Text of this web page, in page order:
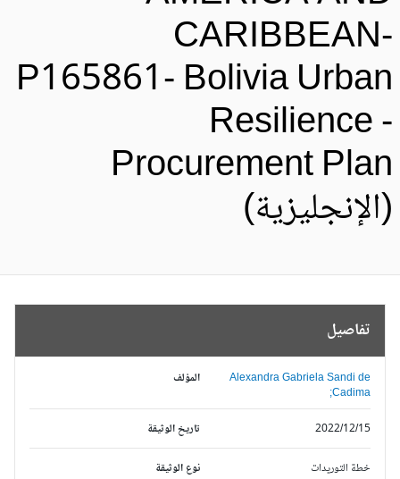
P165861- Bolivia
Resilience
Procurement
تفاصيل
المؤلف
Alexandra Gabriela Sandi de
Cadima;
تاريخ الوثيقة
2022/12/15
نوع الوثيقة خطة التوريدات